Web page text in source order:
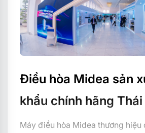
Điều hòa Midea sản
khẩu chính hãng Thái
Máy điều hòa Midea thương hiệu